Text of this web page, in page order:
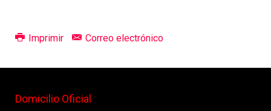
Imprimir Correo electrónico
Domicilio Oficial